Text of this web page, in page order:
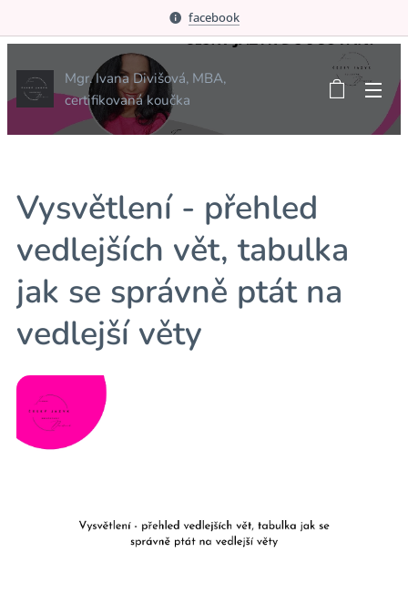
facebook
Mgr. Ivana Divišová, MBA,
certifikovaná koučka
Vysvětlení - přehled
vedlejších vět, tabulka
jak se správně ptát na
vedlejší věty